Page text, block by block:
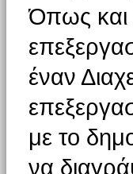
Όπως και
έναν
με το
να